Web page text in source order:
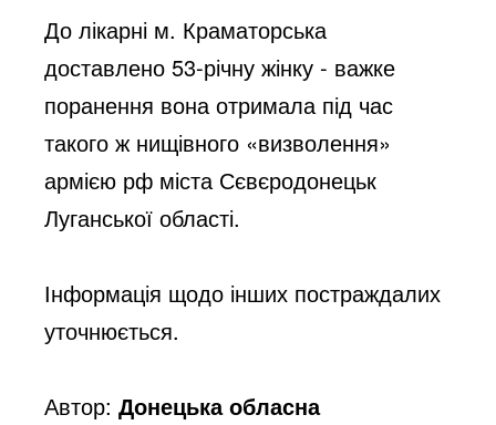
До лікарні м. Краматорська
доставлено 53-річну жінку - важке
поранення вона отримала під час
такого ж нищівного «визволення»
армією рф міста Сєвєродонецьк
Луганської області.
Інформація щодо інших постраждалих
уточнюється.
Автор:Донецька обласна